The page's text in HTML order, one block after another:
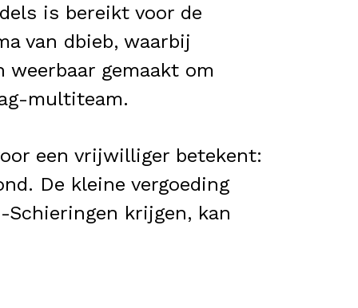
is bereikt voor de
van dbieb, waarbij
gemaakt om
multiteam.
een vrijwilliger betekent:
De kleine vergoeding
krijgen, kan